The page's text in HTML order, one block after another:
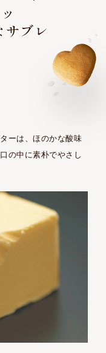
サブレ
ーは、ほのかな酸味
の中に素朴でやさし